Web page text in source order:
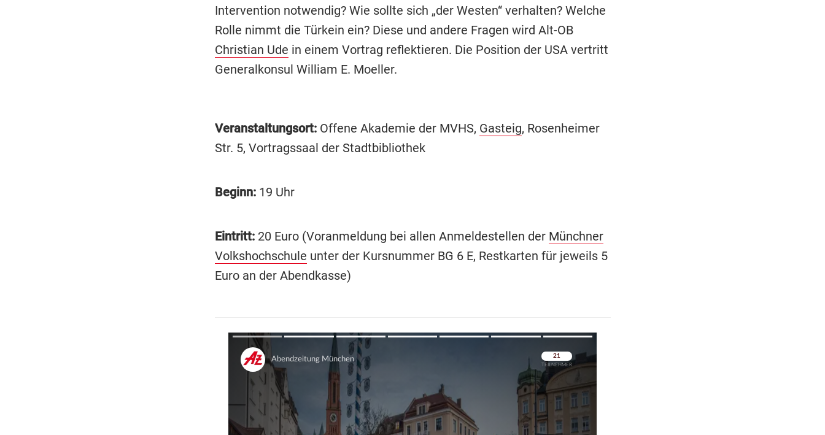
Intervention notwendig? Wie sollte sich „der Westen“ verhalten? Welche
Rolle nimmt die Türkein ein? Diese und andere Fragen wird Alt-OB
Christian Ude in einem Vortrag reflektieren. Die Position der USA vertritt
Generalkonsul William E. Moeller.
Veranstaltungsort:Offene Akademie der MVHS, Gasteig, Rosenheimer
Str. 5, Vortragssaal der Stadtbibliothek
Beginn:19 Uhr
Eintritt:20 Euro (Voranmeldung bei allen Anmeldestellen der Münchner
Volkshochschule unter der Kursnummer BG 6 E, Restkarten für jeweils 5
Euro an der Abendkasse)
Überspringen